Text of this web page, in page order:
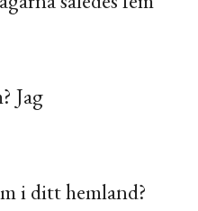
Jag
i ditt hemland?